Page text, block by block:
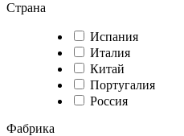
Страна
Испания
Италия
Китай
Португалия
Россия
Фабрика